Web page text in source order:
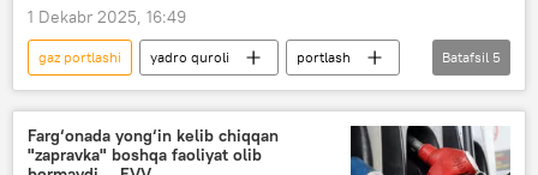
1 Dekabr 2025, 16:49
gaz portlashi yadro quroli
portlash
olimlar
Buxoro
Qashqadaryo
O‘zbekiston
Jamiyat
Batafsil 5
Farg‘onada yong‘in kelib chiqqan
"zapravka" boshqa faoliyat olib